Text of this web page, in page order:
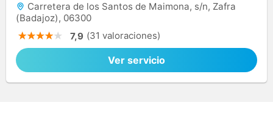
Carretera de los Santos de Maimona, s/n, Zafra
(Badajoz), 06300
7,9 (31 valoraciones)
Ver servicio